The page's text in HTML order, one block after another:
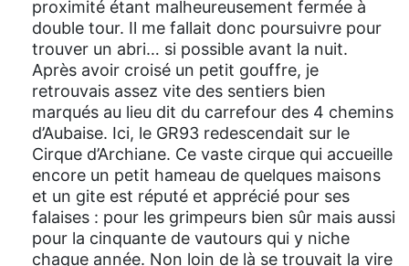
proximité étant malheureusement fermée à
double tour. Il me fallait donc poursuivre pour
trouver un abri… si possible avant la nuit.
Après avoir croisé un petit gouffre, je
retrouvais assez vite des sentiers bien
marqués au lieu dit du carrefour des 4 chemins
d’Aubaise. Ici, le GR93 redescendait sur le
Cirque d’Archiane. Ce vaste cirque qui accueille
encore un petit hameau de quelques maisons
et un gite est réputé et apprécié pour ses
falaises : pour les grimpeurs bien sûr mais aussi
pour la cinquante de vautours qui y niche
chaque année. Non loin de là se trouvait la vire